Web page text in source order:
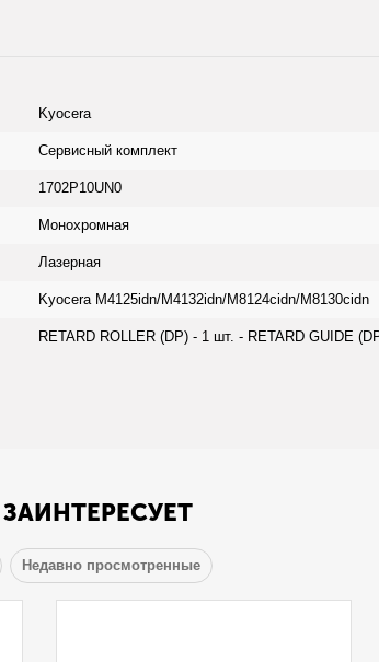
Kyocera
Сервисный комплект
1702P10UN0
Монохромная
Лазерная
Kyocera M4125idn/M4132idn/M8124cidn/M8130cidn
RETARD ROLLER (DP) - 1 шт. - RETARD GUIDE
Недавно просмотренные